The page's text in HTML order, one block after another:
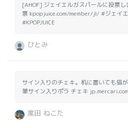
[AHOF] ジェイエルガスパールに投票
票 kpopjuice.com/member/jl/ #ジェイ
#KPOPJUICE
ひとみ
サイン入りのチェキ。机に置いても猫
筆サイン入りポラ チェキ
黒田 ねこた